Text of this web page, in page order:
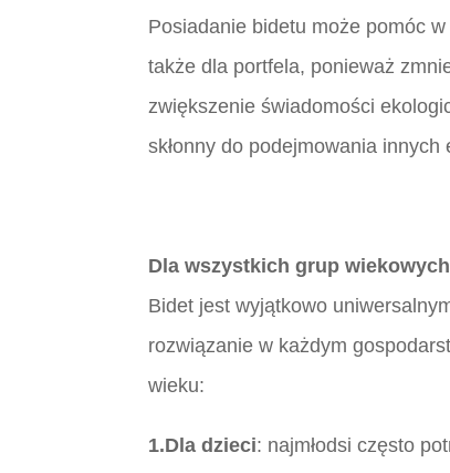
Posiadanie bidetu może pomóc
także dla portfela, ponieważ
zwiększenie świadomości
skłonny do podejmowania
Dla wszystkich grup wiekowych
Bidet jest wyjątkowo
rozwiązanie w każdym
wieku:
1.Dla dzieci: najmłodsi często